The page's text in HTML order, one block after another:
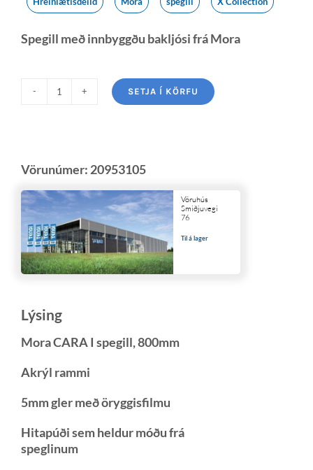
Spegill með innbyggðu bakljósi frá Mora
SETJA Í KÖRFU
Vörunúmer: 20953105
Vöruhús
Smiðjuvegi
76
Til á lager
Lýsing
Mora CARA I spegill, 800mm
Akrýl rammi
5mm gler með öryggisfilmu
Hitapúði sem heldur móðu frá
speglinum